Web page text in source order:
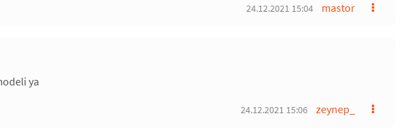
mastor
24.12.2021 15:04
ya
zeynep_
24.12.2021 15:06